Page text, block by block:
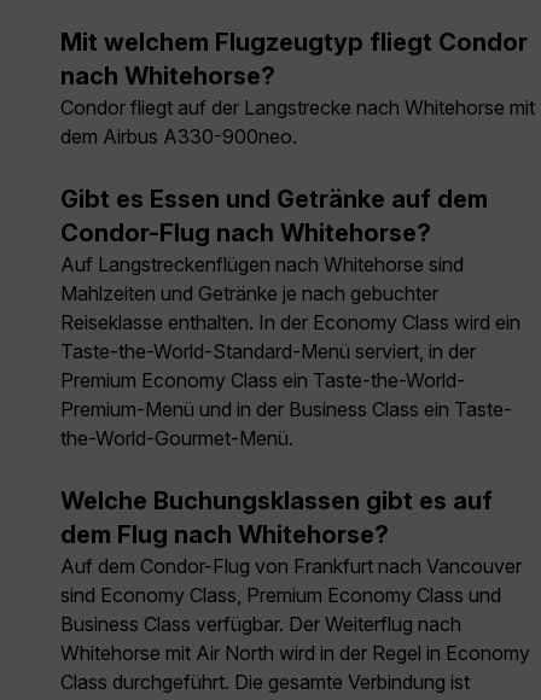
Mit welchem Flugzeugtyp fliegt Condor
nach Whitehorse?
Condor fliegt auf der Langstrecke nach Whitehorse mit
dem Airbus A330-900neo.
Gibt es Essen und Getränke auf dem
Condor-Flug nach Whitehorse?
Auf Langstreckenflügen nach Whitehorse sind
Mahlzeiten und Getränke je nach gebuchter
Reiseklasse enthalten. In der Economy Class wird ein
Taste-the-World-Standard-Menü serviert, in der
Premium Economy Class ein Taste-the-World-
Premium-Menü und in der Business Class ein Taste-
the-World-Gourmet-Menü.
Welche Buchungsklassen gibt es auf
dem Flug nach Whitehorse?
Auf dem Condor-Flug von Frankfurt nach Vancouver
sind Economy Class, Premium Economy Class und
Business Class verfügbar. Der Weiterflug nach
Whitehorse mit Air North wird in der Regel in Economy
Class durchgeführt. Die gesamte Verbindung ist